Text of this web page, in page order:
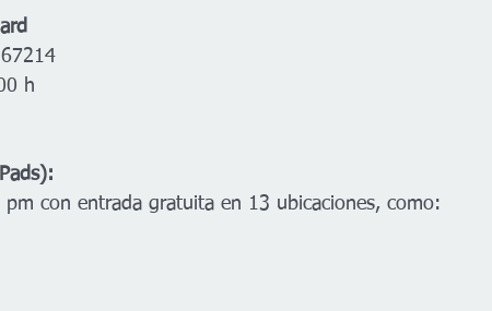
h
con entrada gratuita en 13 ubicaciones, como: